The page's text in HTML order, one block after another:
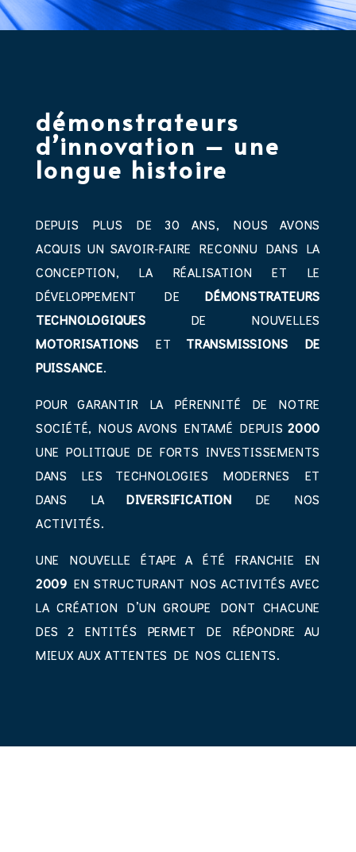
démonstrateurs
d’innovation – une
longue histoire
DEPUIS PLUS DE 30 ANS, NOUS AVONS
ACQUIS UN SAVOIR-FAIRE RECONNU DANS LA
CONCEPTION, LA RÉALISATION ET LE
DÉVELOPPEMENT DE DÉMONSTRATEURS
TECHNOLOGIQUES DE NOUVELLES
MOTORISATIONS ET TRANSMISSIONS DE
PUISSANCE.
POUR GARANTIR LA PÉRENNITÉ DE NOTRE
SOCIÉTÉ, NOUS AVONS ENTAMÉ DEPUIS 2000
UNE POLITIQUE DE FORTS INVESTISSEMENTS
DANS LES TECHNOLOGIES MODERNES ET
DANS LA DIVERSIFICATION DE NOS
ACTIVITÉS.
UNE NOUVELLE ÉTAPE A ÉTÉ FRANCHIE EN
2009 EN STRUCTURANT NOS ACTIVITÉS AVEC
LA CRÉATION D’UN GROUPE DONT CHACUNE
DES 2 ENTITÉS PERMET DE RÉPONDRE AU
MIEUX AUX ATTENTES DE NOS CLIENTS.